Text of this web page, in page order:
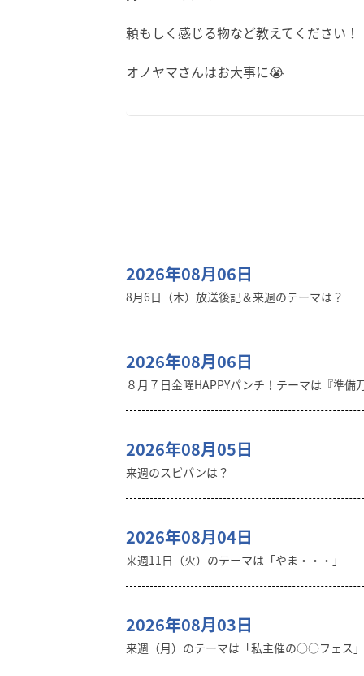
頼もしく感じる物など教えてください！
オノヤマさんはお大事に😭
2026年08月06日
8月6日（木）放送後記＆来週のテーマは？
2026年08月06日
８月７日金曜HAPPYパンチ！テーマは『準備
2026年08月05日
来週のスピパンは？
2026年08月04日
来週11日（火）のテーマは「やま・・・」
2026年08月03日
来週（月）のテーマは「私主催の○○フェス」